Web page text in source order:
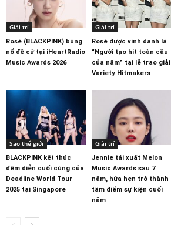
Giải trí
Rosé (BLACKPINK) bùng
nổ đề cử tại iHeartRadio
Music Awards 2026
Giải trí
Rosé được vinh danh là
“Người tạo hit toàn cầu
của năm” tại lễ trao giải
Variety Hitmakers
Sao thế giới
BLACKPINK kết thúc
đêm diễn cuối cùng của
Deadline World Tour
2025 tại Singapore
Giải trí
Jennie tái xuất Melon
Music Awards sau 7
năm, hứa hẹn trở thành
tâm điểm sự kiện cuối
năm